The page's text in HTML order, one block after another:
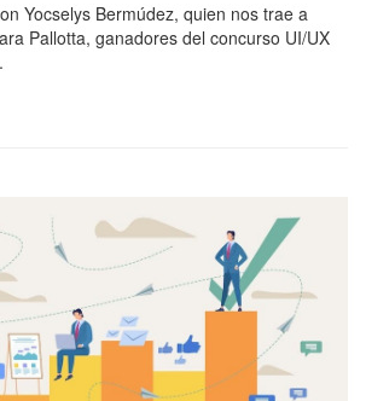
Yocselys Bermúdez, quien nos trae a
Pallotta, ganadores del concurso UI/UX